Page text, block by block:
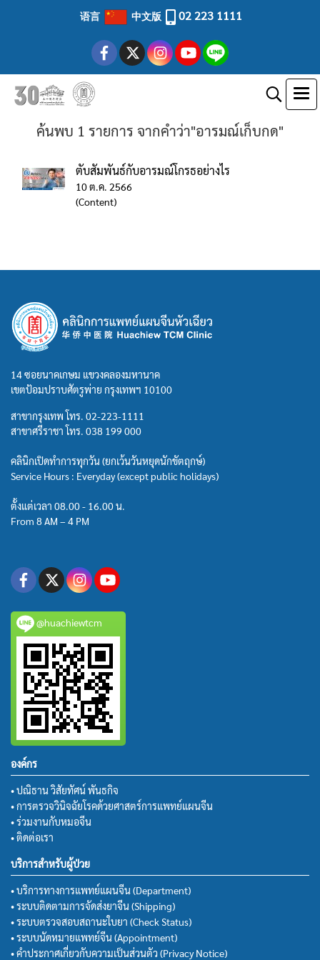
语言 中文版 02 223 1111
ค้นพบ 1 รายการ จากคำว่า"อารมณ์เก็บกด"
ตับสัมพันธ์กับอารมณ์โกรธอย่างไร
10 ต.ค. 2566
(Content)
14 ซอยนาคเกษม แขวงคลองมหานาค
เขตป้อมปราบศัตรูพ่าย กรุงเทพฯ 10100
สาขากรุงเทพ โทร. 02-223-1111
สาขาศรีราชา โทร. 038 199 000
คลินิกเปิดทำการทุกวัน (ยกเว้นวันหยุดนักขัตฤกษ์)
Service Hours : Everyday (except public holidays)
ตั้งแต่เวลา 08.00 - 16.00 น.
From 8 AM – 4 PM
@huachiewtcm
องค์กร
• ปณิธาน วิสัยทัศน์ พันธกิจ
• การตรวจวินิจฉัยโรคด้วยศาสตร์การแพทย์แผนจีน
• ร่วมงานกับหมอจีน
• ติดต่อเรา
บริการสำหรับผู้ป่วย
• บริการทางการแพทย์แผนจีน (Department)
• ระบบติดตามการจัดส่งยาจีน (Shipping)
• ระบบตรวจสอบสถานะใบยา (Check Status)
• ระบบนัดหมายแพทย์จีน (Appointment)
• คำประกาศเกี่ยวกับความเป็นส่วนตัว (Privacy Notice)